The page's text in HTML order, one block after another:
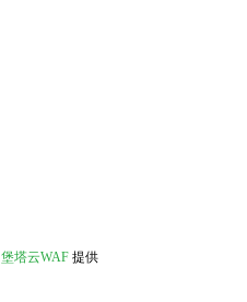
堡塔云WAF 提供